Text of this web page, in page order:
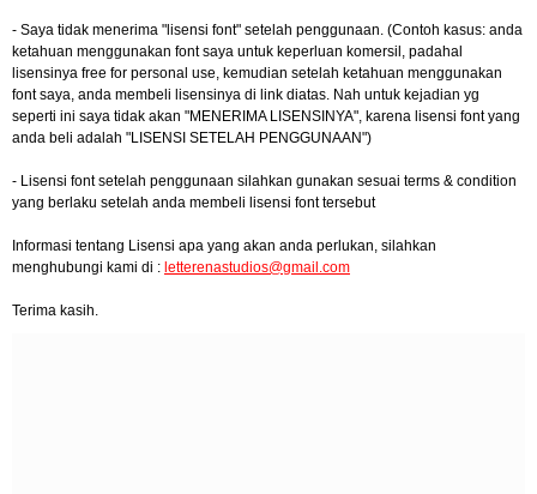
- Saya tidak menerima "lisensi font" setelah penggunaan. (Contoh kasus: anda
ketahuan menggunakan font saya untuk keperluan komersil, padahal
lisensinya free for personal use, kemudian setelah ketahuan menggunakan
font saya, anda membeli lisensinya di link diatas. Nah untuk kejadian yg
seperti ini saya tidak akan "MENERIMA LISENSINYA", karena lisensi font yang
anda beli adalah "LISENSI SETELAH PENGGUNAAN")
- Lisensi font setelah penggunaan silahkan gunakan sesuai terms & condition
yang berlaku setelah anda membeli lisensi font tersebut
Informasi tentang Lisensi apa yang akan anda perlukan, silahkan
menghubungi kami di : letterenastudios@gmail.com
Terima kasih.